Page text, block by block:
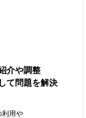
介や調整
て問題を解決
用や